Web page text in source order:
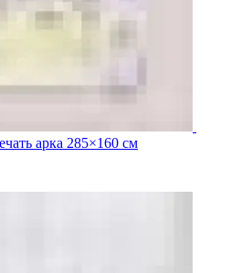
арка 285×160 см